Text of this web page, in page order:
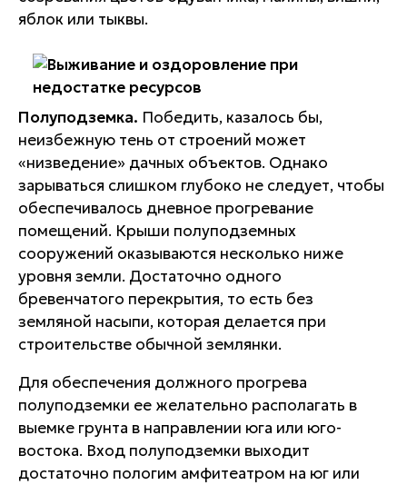
яблок или тыквы.
Полуподземка. Победить, казалось бы,
неизбежную тень от строений может
«низведение» дачных объектов. Однако
зарываться слишком глубоко не следует, чтобы
обеспечивалось дневное прогревание
помещений. Крыши полуподземных
сооружений оказываются несколько ниже
уровня земли. Достаточно одного
бревенчатого перекрытия, то есть без
земляной насыпи, которая делается при
строительстве обычной землянки.
Для обеспечения должного прогрева
полуподземки ее желательно располагать в
выемке грунта в направлении юга или юго-
востока. Вход полуподземки выходит
достаточно пологим амфитеатром на юг или